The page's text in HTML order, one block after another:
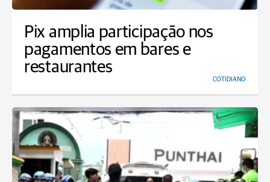
Pix amplia participação nos
pagamentos em bares e
restaurantes
COTIDIANO